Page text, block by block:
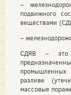
–
подвижного
веществами
–
СДЯВ – это
разливе
массовые